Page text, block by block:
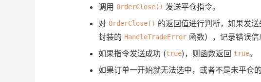
string errorDesc =
Alert("关闭买单失败: Error ",
Print("OrderClose(Buy) failed for
                */
}
调用 OrderClose() 发送平仓指令。
对OrderClose() 的返回值进行判断，如果发
封装的 HandleTradeError 函数），记录错误
如果指令发送成功 (true)，则函数返回 true。
如果订单一开始就无法选中，或者不是未平仓